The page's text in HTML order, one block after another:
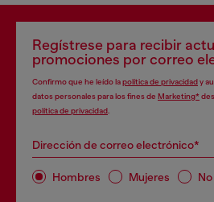
Regístrese para recibir
promociones por correo
Confirmo que he leído lapolítica de privacidady
datos personales para los fines de Marketing*
política de privacidad.
Dirección de correo electrónico*
Hombres Mujeres